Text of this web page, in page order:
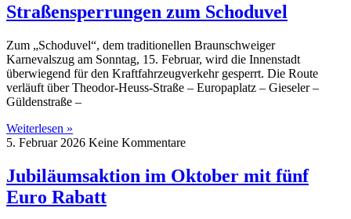
Straßensperrungen zum Schoduvel
Zum „Schoduvel“, dem traditionellen Braunschweiger
Karnevalszug am Sonntag, 15. Februar, wird die Innenstadt
überwiegend für den Kraftfahrzeugverkehr gesperrt. Die Route
verläuft über Theodor-Heuss-Straße – Europaplatz – Gieseler –
Güldenstraße –
Weiterlesen »
5. Februar 2026 Keine Kommentare
Jubiläumsaktion im Oktober mit fünf
Euro Rabatt